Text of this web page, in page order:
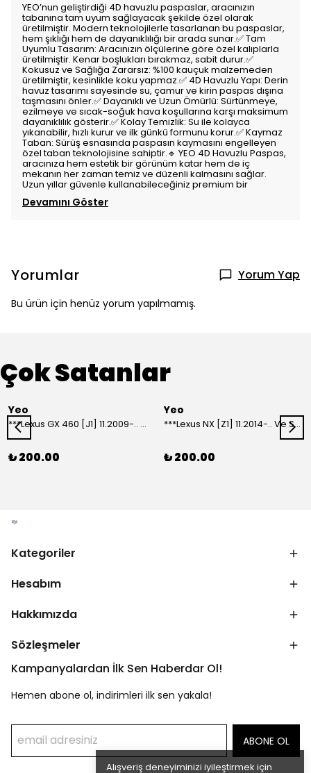
Alışveriş deneyiminizi iyileştirmek için
YEO’nun geliştirdiği 4D havuzlu paspaslar, aracınızın
tabanına tam uyum sağlayacak şekilde özel olarak
üretilmiştir. Modern teknolojilerle tasarlanan bu paspaslar,
hem şıklığı hem de dayanıklılığı bir arada sunar.✅ Tam
Uyumlu Tasarım: Aracınızın ölçülerine göre özel kalıplarla
üretilmiştir. Kenar boşlukları bırakmaz, sabit durur.✅
Kokusuz ve Sağlığa Zararsız: %100 kauçuk malzemeden
üretilmiştir, kesinlikle koku yapmaz.✅ 4D Havuzlu Yapı: Derin
havuz tasarımı sayesinde su, çamur ve kirin paspas dışına
taşmasını önler.✅ Dayanıklı ve Uzun Ömürlü: Sürtünmeye,
ezilmeye ve sıcak-soğuk hava koşullarına karşı maksimum
dayanıklılık gösterir.✅ Kolay Temizlik: Su ile kolayca
yıkanabilir, hızlı kurur ve ilk günkü formunu korur.✅ Kaymaz
Taban: Sürüş esnasında paspasın kaymasını engelleyen
özel taban teknolojisine sahiptir.🔹 YEO 4D Havuzlu Paspas,
aracınıza hem estetik bir görünüm katar hem de iç
mekanın her zaman temiz ve düzenli kalmasını sağlar.
Uzun yıllar güvenle kullanabileceğiniz premium bir
Devamını Göster
Yorumlar Yorum Yap
Bu ürün için henüz yorum yapılmamış.
Çok Satanlar
Yeo
***Lexus GX 460 [J1] 11.2009-.. Ve Sonrası Model Yılları İçin Uyumlu Yeo Arka Silecek
₺ 200.00
Yeo
***Lexus NX [Z1] 11.2014-.. Ve Sonrası Model Yılları İçin Uyumlu Yeo Arka Silecek
₺ 200.00
Kategoriler
Hesabım
Hakkımızda
Sözleşmeler
Kampanyalardan İlk Sen Haberdar Ol!
Hemen abone ol, indirimleri ilk sen yakala!
ABONE OL